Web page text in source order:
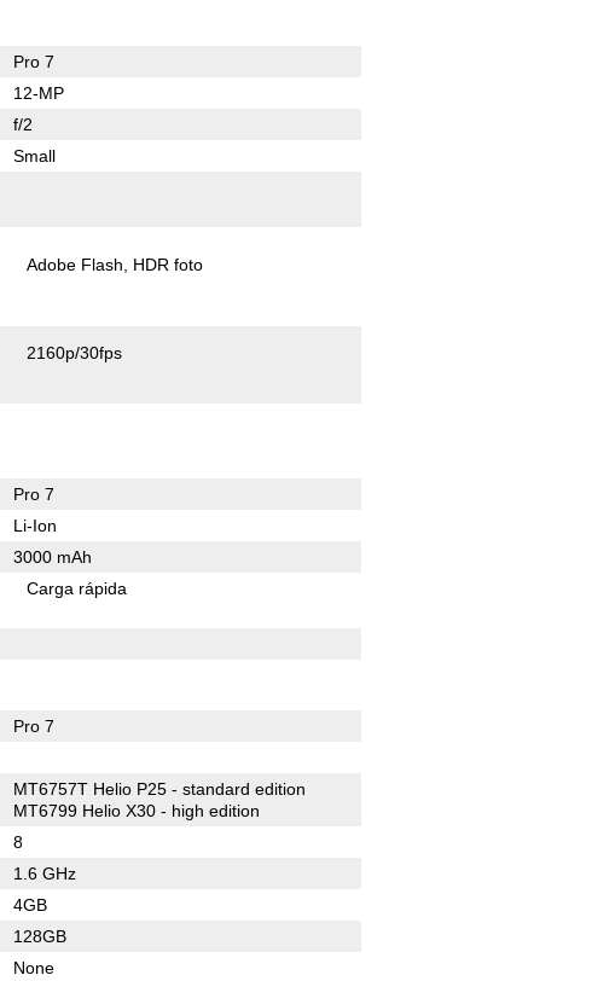
Pro 7
12-MP
f/2
Small
Adobe Flash HDR foto
2160p/30fps
Pro 7
Li-Ion
3000 mAh
Carga rápida
Pro 7
MT6757T Helio P25 - standard edition
MT6799 Helio X30 - high edition
8
1.6 GHz
4GB
128GB
None